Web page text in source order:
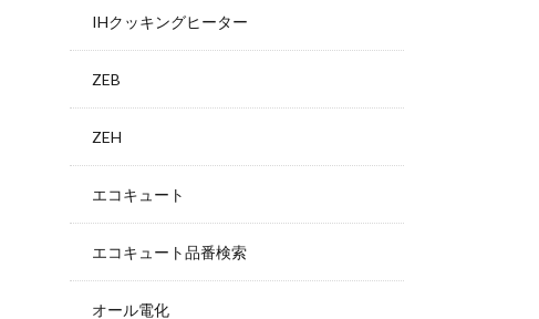
IHクッキングヒーター
ZEB
ZEH
エコキュート
エコキュート品番検索
オール電化